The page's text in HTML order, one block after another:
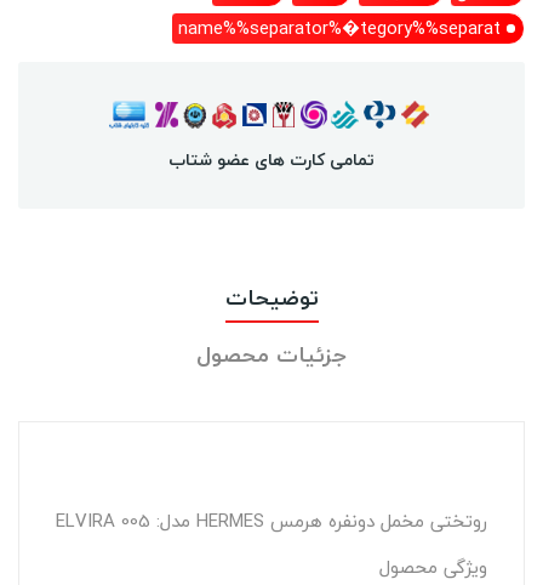
name%%separator%�tegory%%separat
تمامی کارت های عضو شتاب
توضیحات
جزئیات محصول
روتختی مخمل دونفره هرمس HERMES مدل: ELVIRA 005
ویژگی محصول